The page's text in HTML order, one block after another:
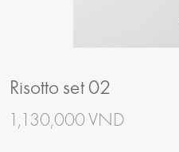
Risotto set 02
1,130,000 VND